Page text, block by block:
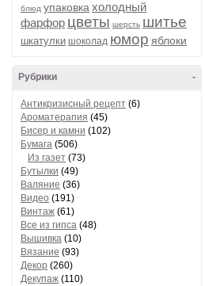
блюд упаковка холодный
фарфор цветы шерсть шитье
шкатулки шоколад юмор яблоки
-
Рубрики
Антикризисный рецепт (6)
Ароматерапия (45)
Бисер и камни (102)
Бумага (506)
Из газет (73)
Бутылки (49)
Валяние (36)
Видео (191)
Винтаж (61)
Все из гипса (48)
Вышивка (10)
Вязание (93)
Декор (260)
Декупаж (110)